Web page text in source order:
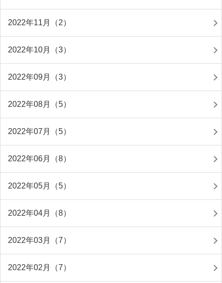
2022年11月（2）
2022年10月（3）
2022年09月（3）
2022年08月（5）
2022年07月（5）
2022年06月（8）
2022年05月（5）
2022年04月（8）
2022年03月（7）
2022年02月（7）